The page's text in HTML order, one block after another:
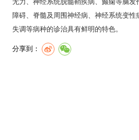
障碍、脊髓及周围神经病、神经系统变
失调等病种的诊治具有鲜明的特色。
分享到：